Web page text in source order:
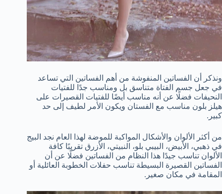
ونذكر أن الفساتين المنفوشة من أهم الفساتين التي تساعد
في جعل جسم الفتاة متناسق بل ومناسب جدًا للفتيات
النحيفات فضلًا عن أنه مناسب أيضًا للفتيات القصيرات على
هيلز بلون مناسب مع الفستان ويكون الأمر لطيف إلى حد
كبير.
من أكثر الألوان والأشكال المواكبة للموضة لهذا العام نجد البيج
في ذهبي، الأبيض، البيبي بلو، النبيتي، الأزرق تقريبًا كافة
الألوان تناسب جيدًا هذا النظام من الفساتين فضلًا عن أن
الفساتين القصيرة البسيطة تناسب حفلات الخطوبة العائلية أو
المقامة في مكان صغير.